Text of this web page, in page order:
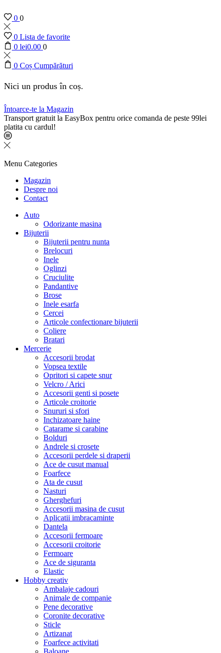
0 0
0 Lista de favorite
0 lei0.00 0
0 Coș Cumpărături
Nici un produs în coș.
Întoarce-te la Magazin
Transport gratuit la EasyBox pentru orice comanda de peste 99lei
platita cu cardul!
Menu Categories
Magazin
Despre noi
Contact
Auto
Odorizante masina
Bijuterii
Bijuterii pentru nunta
Brelocuri
Inele
Oglinzi
Cruciulite
Pandantive
Brose
Inele esarfa
Cercei
Articole confectionare bijuterii
Coliere
Bratari
Mercerie
Accesorii brodat
Vopsea textile
Opritori si capete snur
Velcro / Arici
Accesorii genti si posete
Articole croitorie
Snururi si sfori
Inchizatoare haine
Catarame si carabine
Bolduri
Andrele si crosete
Accesorii perdele si draperii
Ace de cusut manual
Foarfece
Ata de cusut
Nasturi
Gherghefuri
Accesorii masina de cusut
Aplicatii imbracaminte
Dantela
Accesorii fermoare
Accesorii croitorie
Fermoare
Ace de siguranta
Elastic
Hobby creativ
Ambalaje cadouri
Animale de companie
Pene decorative
Coronite decorative
Sticle
Artizanat
Foarfece activitati